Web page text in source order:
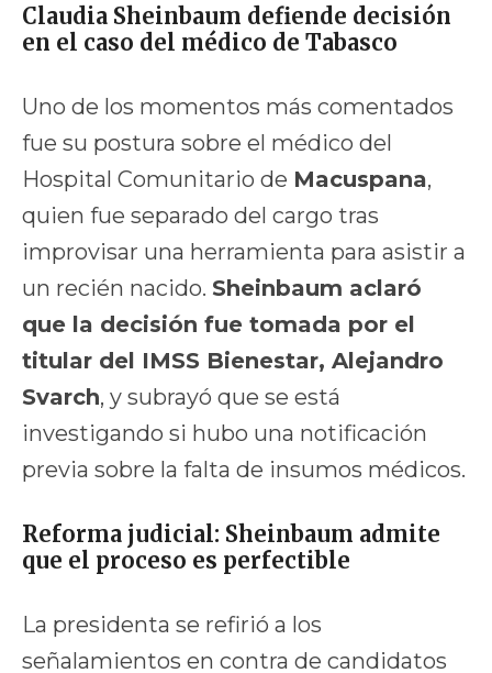
Claudia Sheinbaum defiende decisión
en el caso del médico de Tabasco
Uno de los momentos más comentados
fue su postura sobre el médico del
Hospital Comunitario de Macuspana,
quien fue separado del cargo tras
improvisar una herramienta para asistir a
un recién nacido. Sheinbaum aclaró
que la decisión fue tomada por el
titular del IMSS Bienestar, Alejandro
Svarch, y subrayó que se está
investigando si hubo una notificación
previa sobre la falta de insumos médicos.
Reforma judicial: Sheinbaum admite
que el proceso es perfectible
La presidenta se refirió a los
señalamientos en contra de candidatos